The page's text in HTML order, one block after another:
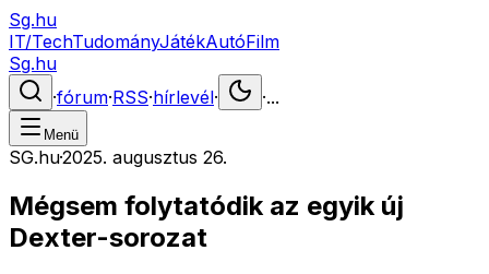
Sg.hu
IT/TechTudományJátékAutóFilm
Sg.hu
·fórum·RSS·hírlevél· ·...
Menü
SG.hu·2025. augusztus 26.
Mégsem folytatódik az egyik új
Dexter-sorozat